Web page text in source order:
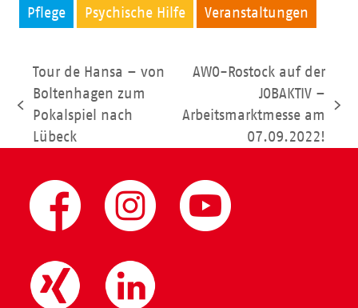
Pflege Psychische Hilfe Veranstaltungen
vorheriger
Beitrag:
Tour de Hansa – von
Boltenhagen zum
Pokalspiel nach
Lübeck
Nächster
AWO-Rostock auf der
JOBAKTIV –
Arbeitsmarktmesse am
07.09.2022!